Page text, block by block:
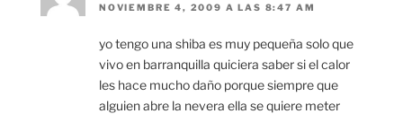
NOVIEMBRE 4, 2009 A LAS 8:47 AM
yo tengo una shiba es muy pequeña solo que
vivo en barranquilla quiciera saber si el calor
les hace mucho daño porque siempre que
alguien abre la nevera ella se quiere meter